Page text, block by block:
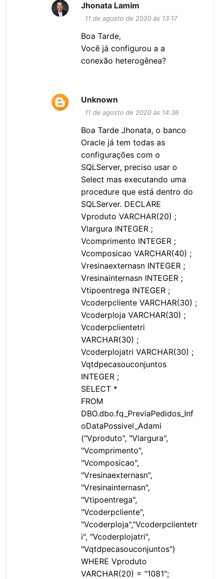
Jhonata Lamim
11 de agosto de 2020 às 13:17
Boa Tarde,
Você já configurou a a
conexão heterogênea?
Unknown
11 de agosto de 2020 às 14:36
Boa Tarde Jhonata, o banco
Oracle já tem todas as
configurações com o
SQLServer, preciso usar o
Select mas executando uma
procedure que está dentro do
SQLServer. DECLARE
Vproduto VARCHAR(20) ;
Vlargura INTEGER ;
Vcomprimento INTEGER ;
Vcomposicao VARCHAR(40) ;
Vresinaexternasn INTEGER ;
Vresinainternasn INTEGER ;
Vtipoentrega INTEGER ;
Vcoderpcliente VARCHAR(30) ;
Vcoderploja VARCHAR(30) ;
Vcoderpclientetri
VARCHAR(30) ;
Vcoderplojatri VARCHAR(30) ;
Vqtdpecasouconjuntos
INTEGER ;
SELECT *
FROM
DBO.dbo.fq_PreviaPedidos_Inf
oDataPossivel_Adami
("Vproduto", "Vlargura",
"Vcomprimento",
"Vcomposicao",
"Vresinaexternasn",
"Vresinainternasn",
"Vtipoentrega",
"Vcoderpcliente",
"Vcoderploja","Vcoderpclientetr
i", "Vcoderplojatri",
"Vqtdpecasouconjuntos")
WHERE Vproduto
VARCHAR(20) = "1081";